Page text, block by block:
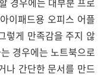
이패드용 오피스 어플
렇게 만족감을 주지 않
경우에는 노트북으로
나 간단한 문서를 만드